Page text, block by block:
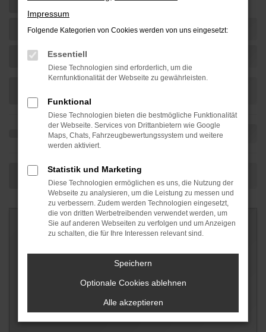
Impressum
Folgende Kategorien von Cookies werden von uns eingesetzt:
Essentiell
Diese Technologien sind erforderlich, um die
Kernfunktionalität der Webseite zu gewährleisten.
Funktional
Diese Technologien bieten die bestmögliche Funktionalität
der Webseite. Services von Drittanbietern wie Google
Maps, Chats, Fahrzeugbewertungssystem und weitere
werden aktiviert.
Statistik und Marketing
Diese Technologien ermöglichen es uns, die Nutzung der
Webseite zu analysieren, um die Leistung zu messen und
zu verbessern. Zudem werden Technologien eingesetzt,
die von dritten Werbetreibenden verwendet werden, um
Sie auf anderen Webseiten zu verfolgen und um Anzeigen
zu schalten, die für Ihre Interessen relevant sind.
Speichern
Optionale Cookies ablehnen
Alle akzeptieren